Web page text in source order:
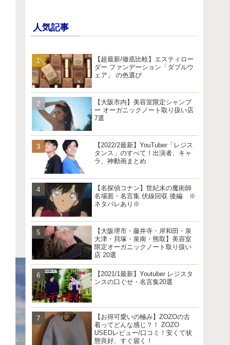
人気記事
【超最新/徹底比較】エスティロー
ダー ファンデーション「ダブルウ
ェア」 の色選び
【大阪市内】美容室限定シャンプ
ー オーガニックノート取り扱い店
7選
【2022/2最新】YouTuber「レジス
タンス」のすべて！出演者、キャ
ラ、神動画まとめ
【名探偵コナン】世紀末の魔術師
名場面・名言集 伏線回収 後編 ※
ネタバレあり※
【大阪堺市・藤井寺・岸和田・泉
大津・貝塚・泉南・熊取】美容室
限定オーガニックノート取り扱い
店 20選
【2021/1最新】Youtuber レジスタ
ンスの口ぐせ・名言集20選
【お得可愛いの極み】ZOZOの古
着ってどんな感じ？！ ZOZO
USEDレビュー/口コミ！安くて状
態良好、すぐ届く！